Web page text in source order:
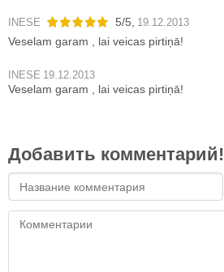
INESE 5/5, 19.12.2013
Veselam garam , lai veicas pirtiņā!
INESE 19.12.2013
Veselam garam , lai veicas pirtiņā!
Добавить комментарий!